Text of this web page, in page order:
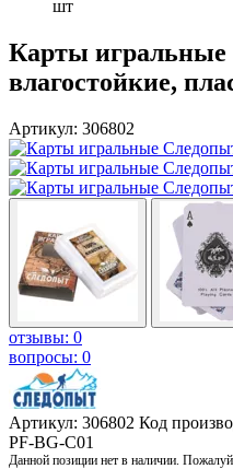
шт
Карты
влагостойкие,
Артикул: 306802
отзывы: 0
вопросы: 0
Артикул: 306802 Код
PF-BG-C01
Данной позиции нет в наличии.